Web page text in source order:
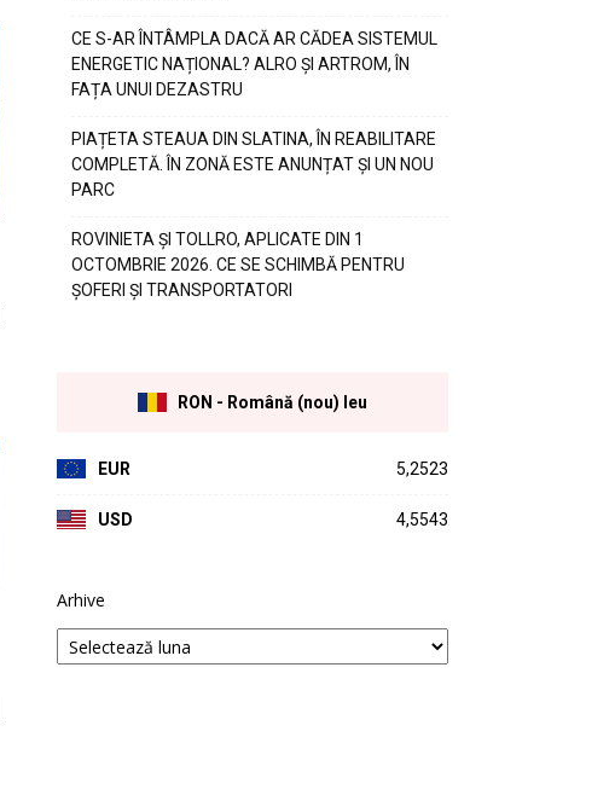
CE S-AR ÎNTÂMPLA DACĂ AR CĂDEA SISTEMUL
ENERGETIC NAȚIONAL? ALRO ȘI ARTROM, ÎN
FAȚA UNUI DEZASTRU
PIAȚETA STEAUA DIN SLATINA, ÎN REABILITARE
COMPLETĂ. ÎN ZONĂ ESTE ANUNȚAT ȘI UN NOU
PARC
ROVINIETA ȘI TOLLRO, APLICATE DIN 1
OCTOMBRIE 2026. CE SE SCHIMBĂ PENTRU
ȘOFERI ȘI TRANSPORTATORI
RON - Română (nou) leu
EUR 5,2523
USD 4,5543
Arhive